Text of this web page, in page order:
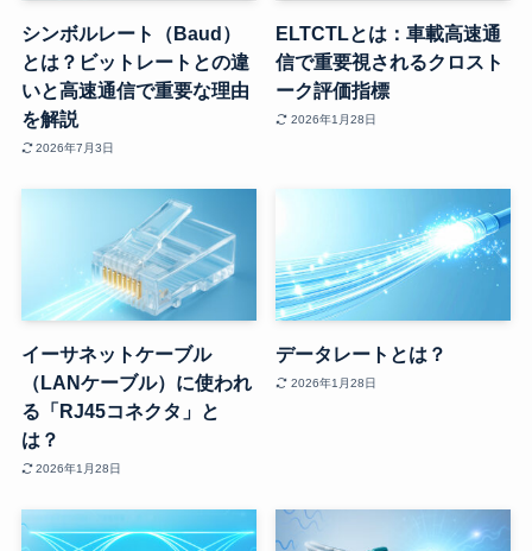
シンボルレート（Baud）
とは？ビットレートとの違
いと高速通信で重要な理由
を解説
2026年7月3日
ELTCTLとは：車載高速通
信で重要視されるクロスト
ーク評価指標
2026年1月28日
イーサネットケーブル
（LANケーブル）に使われ
る「RJ45コネクタ」と
は？
2026年1月28日
データレートとは？
2026年1月28日